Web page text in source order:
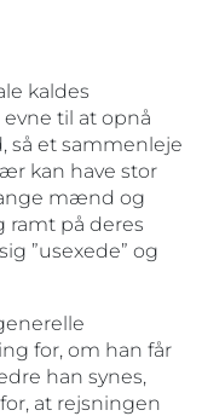
kaldes
til at opnå
så et sammenleje
kan have stor
mænd og
ramt på deres
”usexede” og
for, om han får
han synes,
at rejsningen